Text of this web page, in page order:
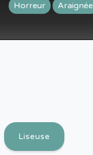
Horreur Araignée
Liseuse